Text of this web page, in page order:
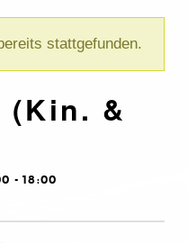
stattgefunden.
(Kin. &
-18:00